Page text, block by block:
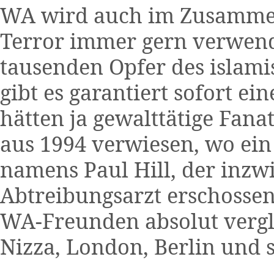
WA wird auch im
Terror immer gern
tausenden Opfer des
gibt es garantiert sofort
hätten ja gewalttätige
aus 1994 verwiesen, wo
namens Paul Hill, der
Abtreibungsarzt
WA-Freunden absolut
Nizza, London, Berlin und